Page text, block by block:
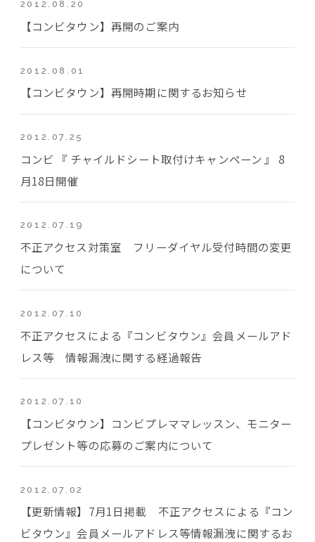
2012.08.20
【コンビタウン】再開のご案内
2012.08.01
【コンビタウン】再開時期に関するお知らせ
2012.07.25
コンビ 『 チャイルドシート取付けキャンペーン 』 8
月18日開催
2012.07.19
不正アクセス対策室 フリーダイヤル受付時間の変更
について
2012.07.10
不正アクセスによる『コンビタウン』会員メールアド
レス等 情報漏洩に関する経過報告
2012.07.10
【コンビタウン】コンビプレママレッスン、モニター
プレゼント等の応募のご案内について
2012.07.02
【更新情報】7月1日掲載 不正アクセスによる『コン
ビタウン』会員メールアドレス等情報漏洩に関するお